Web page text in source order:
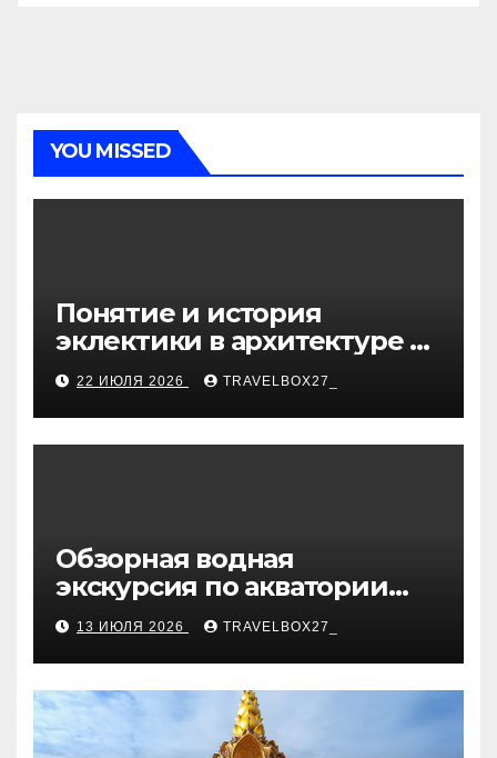
YOU MISSED
Понятие и история
эклектики в архитектуре и
дизайне интерьеров
22 ИЮЛЯ 2026 TRAVELBOX27_
Обзорная водная
экскурсия по акватории
бухты Песчаная
13 ИЮЛЯ 2026 TRAVELBOX27_